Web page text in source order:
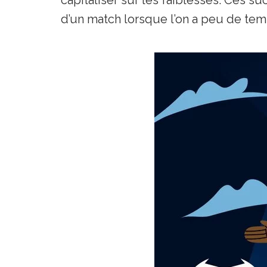
d’un match lorsque l’on a peu de